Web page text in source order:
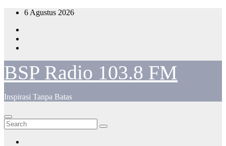
Skip
content
6 Agustus 2026
BSP Radio 103.8 FM
Inspirasi Tanpa Batas